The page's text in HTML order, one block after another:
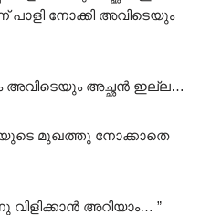
പാളി നോക്കി അവിടെയും
അവിടെയും അച്ഛൻ ഇല്ല…
മുഖത്തു നോക്കാതെ
അറിയാം… ”